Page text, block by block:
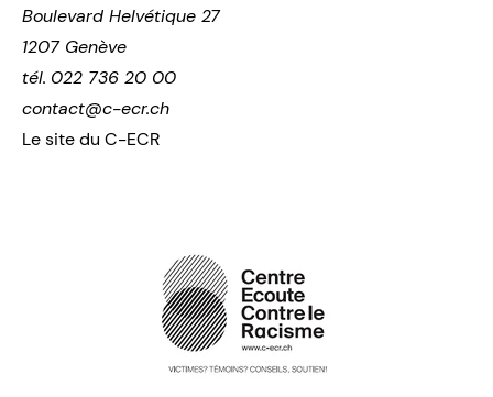
Boulevard Helvétique 27
1207 Genève
tél. 022 736 20 00
contact@c-ecr.ch
Le site du C-ECR